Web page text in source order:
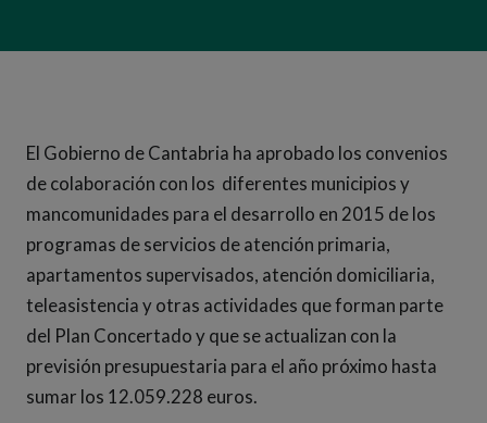
El Gobierno de Cantabria ha aprobado los convenios
de colaboración con los diferentes municipios y
mancomunidades para el desarrollo en 2015 de los
programas de servicios de atención primaria,
apartamentos supervisados, atención domiciliaria,
teleasistencia y otras actividades que forman parte
del Plan Concertado y que se actualizan con la
previsión presupuestaria para el año próximo hasta
sumar los 12.059.228 euros.